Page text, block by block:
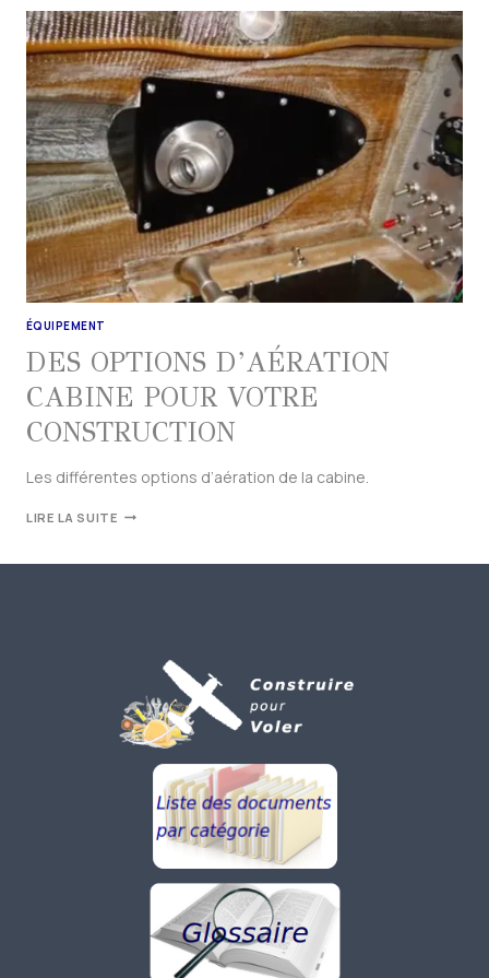
ÉQUIPEMENT
DES OPTIONS D’AÉRATION
CABINE POUR VOTRE
CONSTRUCTION
Les différentes options d’aération de la cabine.
LIRE LA SUITE